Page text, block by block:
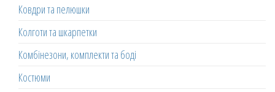
Ковдри та пелюшки
Колготи та шкарпетки
Комбінезони, комплекти та боді
Костюми